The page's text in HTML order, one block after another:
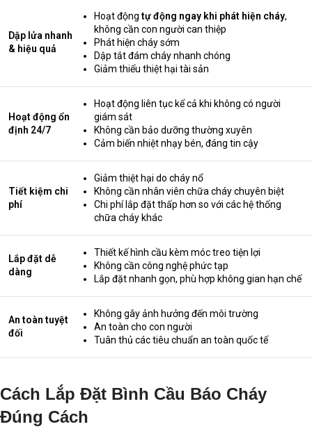
Dập lửa nhanh
& hiệu quả
Hoạt độngtự động ngay khi phát hiện cháy,
không cần con người can thiệp
Phát hiện cháy sớm
Dập tắt đám cháy nhanh chóng
Giảm thiểu thiệt hại tài sản
Hoạt động ổn
định 24/7
Hoạt động liên tục kể cả khi không có người
giám sát
Không cần bảo dưỡng thường xuyên
Cảm biến nhiệt nhạy bén, đáng tin cậy
Tiết kiệm chi
phí
Giảm thiệt hại do cháy nổ
Không cần nhân viên chữa cháy chuyên biệt
Chi phí lắp đặt thấp hơn so với các hệ thống
chữa cháy khác
Lắp đặt dễ
dàng
Thiết kế hình cầu kèm móc treo tiện lợi
Không cần công nghệ phức tạp
Lắp đặt nhanh gọn, phù hợp không gian hạn chế
An toàn tuyệt
đối
Không gây ảnh hưởng đến môi trường
An toàn cho con người
Tuân thủ các tiêu chuẩn an toàn quốc tế
Cách Lắp Đặt Bình Cầu Báo Cháy
Đúng Cách